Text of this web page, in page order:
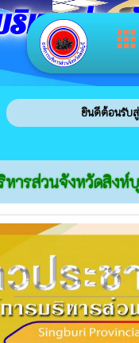
apps
หารส่วน
ยินดีต้อนรับสู่เว็บไซต์
ารส่วนจังหวัดสิงห์